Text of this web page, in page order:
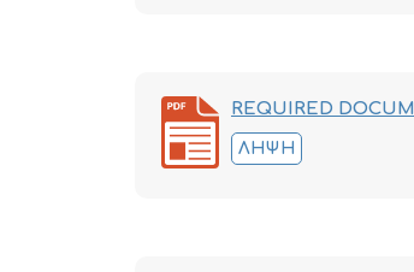
REQUIRED
ΛΉΨΗ